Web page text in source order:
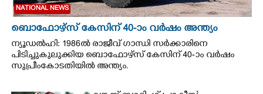
SPIRITUAL
INFO+
ART
NATIONAL NEWS
ബൊഫോഴ്സ് കേസിന് 40-ാം വ‌ർഷം അന്ത്യം
ന്യൂഡൽഹി: 1986ൽ രാജീവ് ഗാന്ധി സർക്കാരിനെ
പിടിച്ചുകുലുക്കിയ ബൊഫോഴ്സ് കേസിന് 40-ാം വ‌ർഷം
സുപ്രീംകോടതിയിൽ അന്ത്യം.